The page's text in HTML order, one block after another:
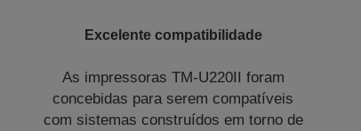
Excelente compatibilidade
As impressoras TM-U220II foram
concebidas para serem compatíveis
com sistemas construídos em torno de